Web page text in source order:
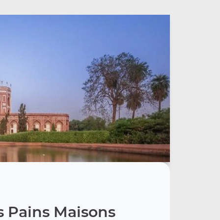
Pains Maisons